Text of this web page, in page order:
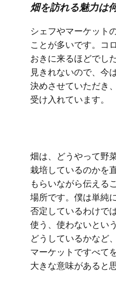
畑を​訪れる​魅力は​
シェフや​マーケット
ことが​多いです。​コ
おきに​来る​ほどでし
見きれないので、​今
決めさせていただき
受け入れています。
畑は、​どうやって​野
栽培しているのかを​
もらいながら​伝える​
場所です。​僕は​単純
否定しているわけで
使う、​使わないと​い
どうしているかなど、​
マーケットですべて
大きな​意味が​あると​